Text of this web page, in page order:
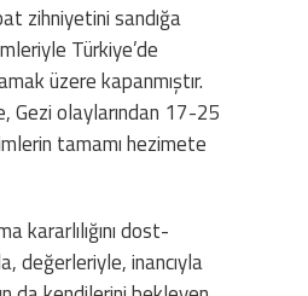
zihniyetini sandığa
Türkiye’de
üzere kapanmıştır.
Gezi olaylarından 17-25
tamamı hezimete
kararlılığını dost-
değerleriyle, inancıyla